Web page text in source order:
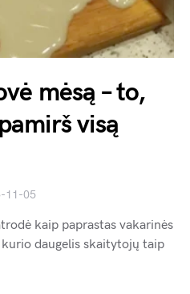
mėsą – to,
visą
11-05
kaip paprastas vakarinės
daugelis skaitytojų taip